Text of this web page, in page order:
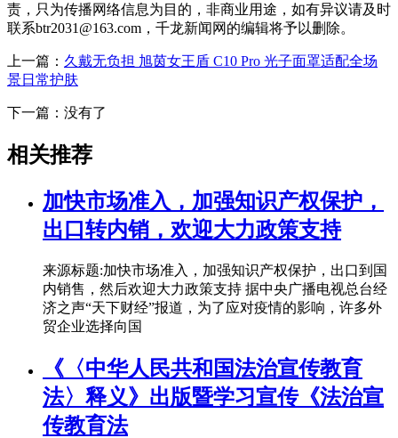
责，只为传播网络信息为目的，非商业用途，如有异议请及时
联系btr2031@163.com，千龙新闻网的编辑将予以删除。
上一篇： 久戴无负担 旭茵女王盾 C10 Pro 光子面罩适配全场
景日常护肤
下一篇：没有了
相关推荐
加快市场准入，加强知识产权保护，
出口转内销，欢迎大力政策支持
来源标题:加快市场准入，加强知识产权保护，出口到国
内销售，然后欢迎大力政策支持 据中央广播电视总台经
济之声“天下财经”报道，为了应对疫情的影响，许多外
贸企业选择向国
《〈中华人民共和国法治宣传教育
法〉释义》出版暨学习宣传《法治宣
传教育法